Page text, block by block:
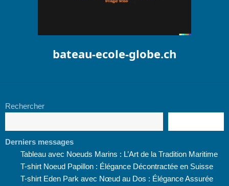
bateau-ecole-globe.ch
Rechercher
Derniers messages
Tableau avec Noeuds Marins : L’Art de la Tradition Maritime
T-shirt Noeud Papillon : Élégance Décontractée en Suisse
T-shirt Eden Park avec Nœud au Dos : Élégance Assurée